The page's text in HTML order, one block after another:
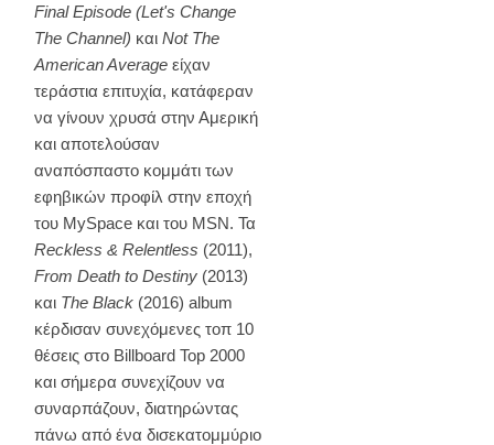
Final Episode (Let's Change
The Channel) και Not The
American Average είχαν
τεράστια επιτυχία, κατάφεραν
να γίνουν χρυσά στην Αμερική
και αποτελούσαν
αναπόσπαστο κομμάτι των
εφηβικών προφίλ στην εποχή
του MySpace και του MSN. Τα
Reckless & Relentless (2011),
From Death to Destiny (2013)
και The Black (2016) album
κέρδισαν συνεχόμενες τοπ 10
θέσεις στο Billboard Top 2000
και σήμερα συνεχίζουν να
συναρπάζουν, διατηρώντας
πάνω από ένα δισεκατομμύριο